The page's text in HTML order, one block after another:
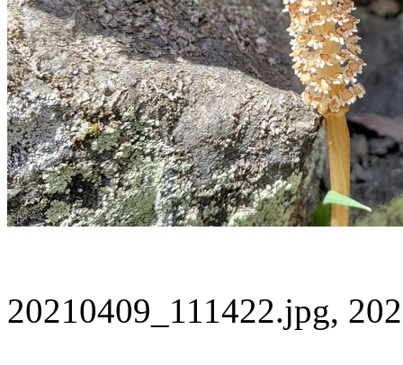
20210409_111422.jpg,